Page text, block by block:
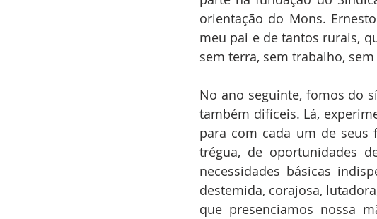
orientação do Mons.
meu pai e de tantos rurais,
sem terra, sem trabalho,
No ano seguinte, fomos do
também difíceis. Lá,
para com cada um de seus
trégua, de oportunidades
necessidades básicas
destemida, corajosa,
que presenciamos nossa